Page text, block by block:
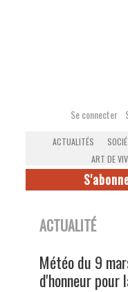
Se connecter
ACTUALITÉS
ART DE
ACTUALITÉ
Météo du 9
d'honneur pour